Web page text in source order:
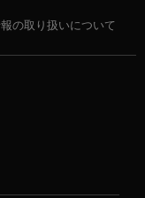
の取り扱いについて